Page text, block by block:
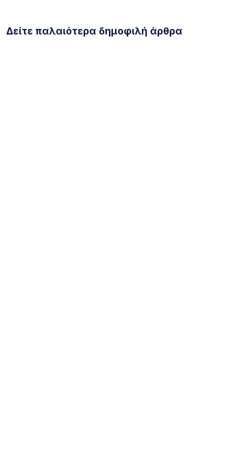
Δείτε παλαιότερα δημοφιλή άρθρα